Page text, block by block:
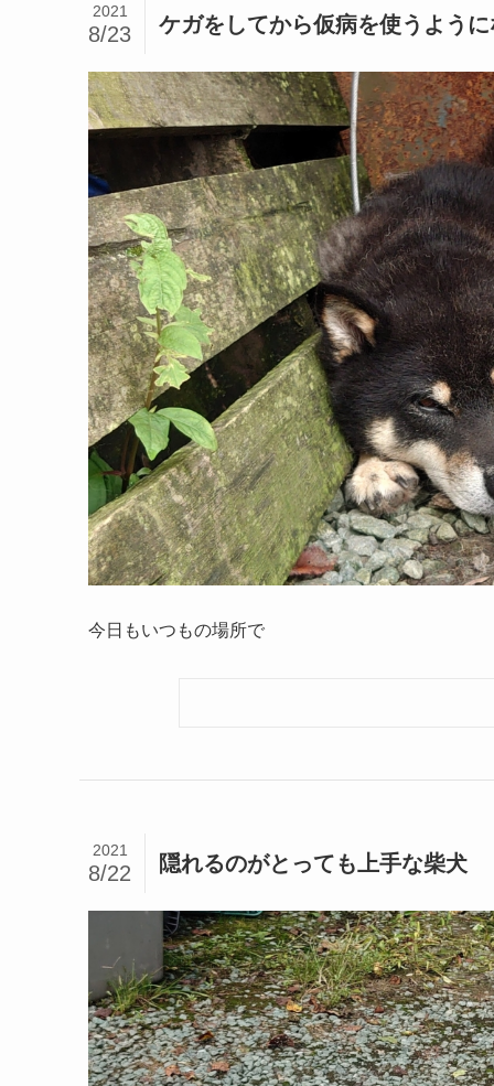
ケガをしてから仮病を使うよう
2021
8/23
今日もいつもの場所で
隠れるのがとっても上手な柴犬
2021
8/22